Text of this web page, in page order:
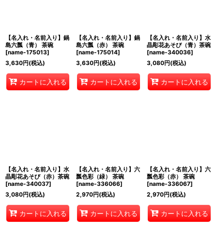
【名入れ・名前入り】鍋
島六瓢（青） 茶碗
[name-175013]
3,630円(税込)
カートに入れる
【名入れ・名前入り】鍋
島六瓢（赤） 茶碗
[name-175014]
3,630円(税込)
カートに入れる
【名入れ・名前入り】水
晶彫花あそび（青）茶碗
[name-340036]
3,080円(税込)
カートに入れる
【名入れ・名前入り】水
晶彫花あそび（赤）茶碗
[name-340037]
3,080円(税込)
カートに入れる
【名入れ・名前入り】六
瓢色彩（緑） 茶碗
[name-336066]
2,970円(税込)
カートに入れる
【名入れ・名前入り】六
瓢色彩（赤） 茶碗
[name-336067]
2,970円(税込)
カートに入れる